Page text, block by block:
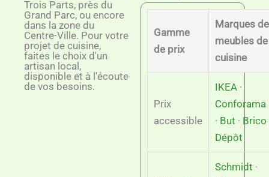
Gamme
de prix
Marques de
meubles de
cuisine
Prix
accessible
IKEA ·
Conforama
· But · Brico
Dépôt
Schmidt ·
Trois Parts, près du
Grand Parc, ou encore
dans la zone du
Centre-Ville. Pour votre
projet de cuisine,
faites le choix d'un
artisan local,
disponible et à l'écoute
de vos besoins.